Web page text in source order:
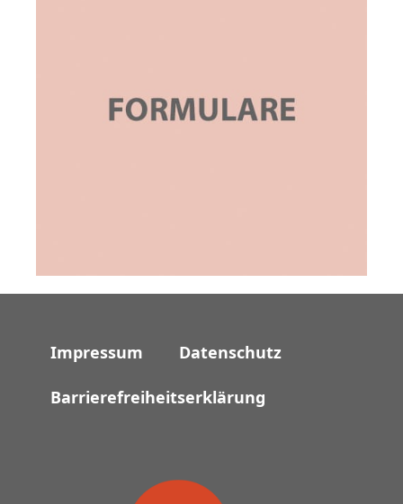
Impressum Datenschutz
Barrierefreiheitserklärung